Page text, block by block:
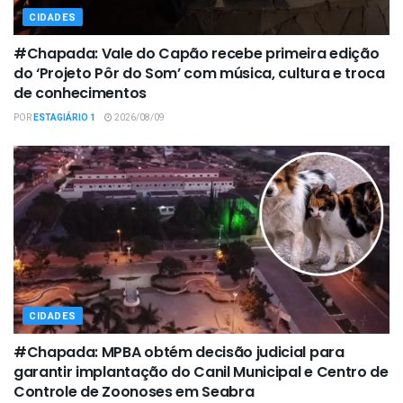
CIDADES
#Chapada: Vale do Capão recebe primeira edição
do ‘Projeto Pôr do Som’ com música, cultura e troca
de conhecimentos
PORESTAGIÁRIO 1 2026/08/09
CIDADES
#Chapada: MPBA obtém decisão judicial para
garantir implantação do Canil Municipal e Centro de
Controle de Zoonoses em Seabra